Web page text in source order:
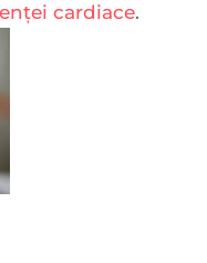
cardiace.